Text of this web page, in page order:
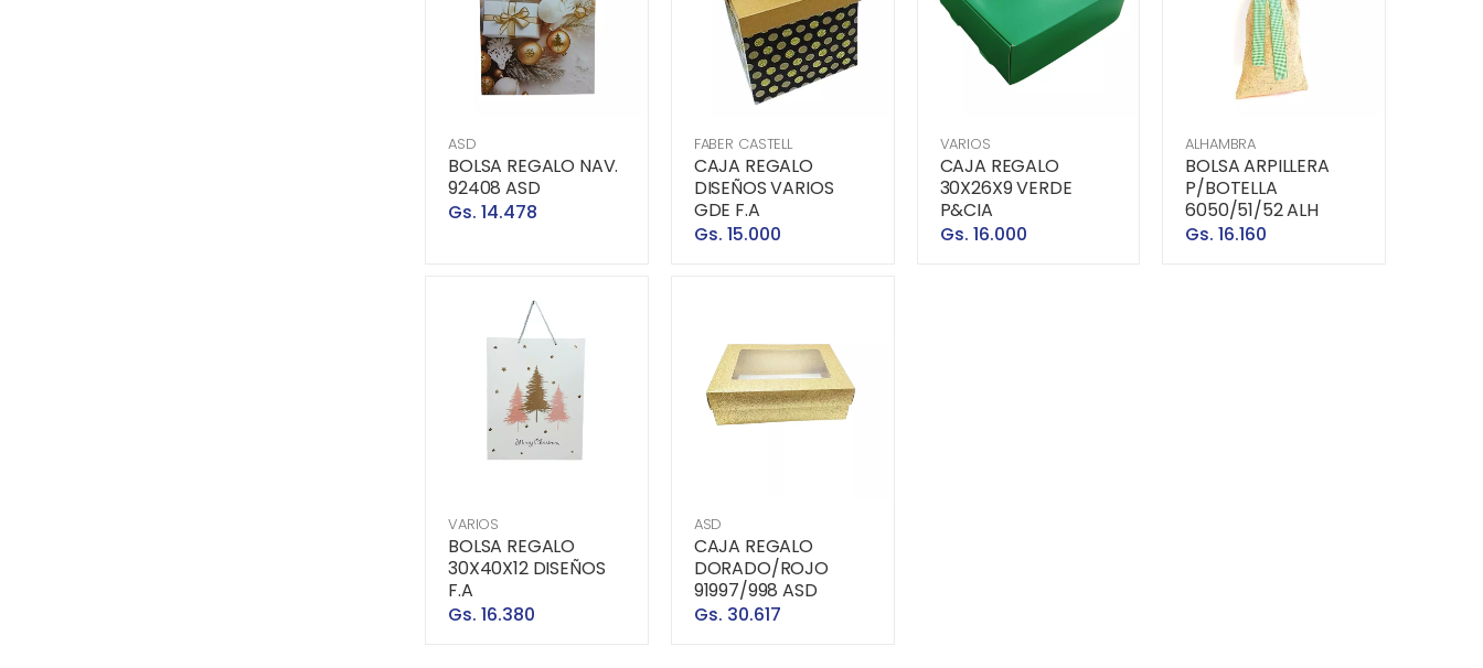
ASD
BOLSA REGALO NAV.
92408 ASD
Gs. 14.478
FABER CASTELL
CAJA REGALO
DISEÑOS VARIOS
GDE F.A
Gs. 15.000
VARIOS
CAJA REGALO
30X26X9 VERDE
P&CIA
Gs. 16.000
ALHAMBRA
BOLSA ARPILLERA
P/BOTELLA
6050/51/52 ALH
Gs. 16.160
VARIOS
BOLSA REGALO
30X40X12 DISEÑOS
F.A
Gs. 16.380
ASD
CAJA REGALO
DORADO/ROJO
91997/998 ASD
Gs. 30.617